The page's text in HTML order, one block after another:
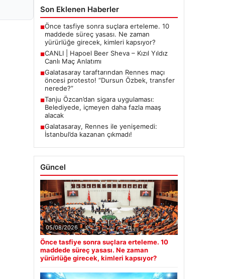
Son Eklenen Haberler
■Önce tasfiye sonra suçlara erteleme. 10
maddede süreç yasası. Ne zaman
yürürlüğe girecek, kimleri kapsıyor?
■CANLI | Hapoel Beer Sheva – Kızıl Yıldız
Canlı Maç Anlatımı
■Galatasaray taraftarından Rennes maçı
öncesi protesto! “Dursun Özbek, transfer
nerede?”
■Tanju Özcan’dan sigara uygulaması:
Belediyede, içmeyen daha fazla maaş
alacak
■Galatasaray, Rennes ile yenişemedi:
İstanbul’da kazanan çıkmadı!
Güncel
05/08/2026
Önce tasfiye sonra suçlara erteleme. 10
maddede süreç yasası. Ne zaman
yürürlüğe girecek, kimleri kapsıyor?